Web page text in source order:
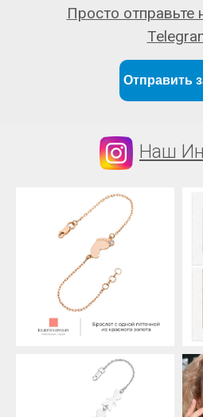
Отправить
Просто отправьте
Наш